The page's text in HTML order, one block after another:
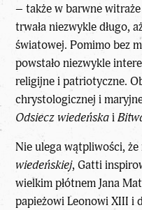
– także w barwne
trwała niezwykle długo,
światowej. Pomimo bez
powstało niezwykle
religijne i patriotyczne.
chrystologicznej i
Odsiecz wiedeńskai
Nie ulega wątpliwości, że
wiedeńskiej, Gatti
wielkim płótnem Jana
papieżowi Leonowi XIII i